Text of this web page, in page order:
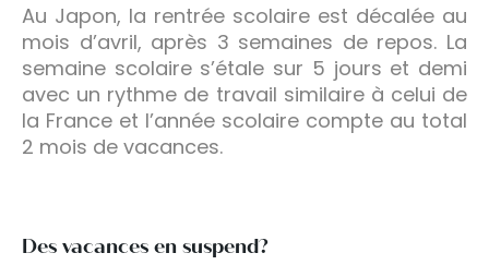
Au Japon, la rentrée scolaire est décalée au
mois d’avril, après 3 semaines de repos. La
semaine scolaire s’étale sur 5 jours et demi
avec un rythme de travail similaire à celui de
la France et l’année scolaire compte au total
2 mois de vacances.
Des vacances en suspend?